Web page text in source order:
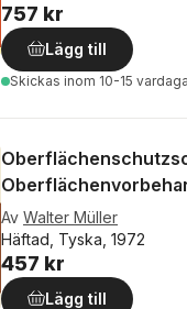
757 kr
Lägg till
Skickas inom 10-15
Av Walter Müller
Häftad, Tyska, 1972
457 kr
Lägg till